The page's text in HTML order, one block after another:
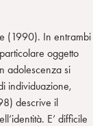
(1990). In entrambi
oggetto
adolescenza si
individuazione,
descrive il
E’ difficile